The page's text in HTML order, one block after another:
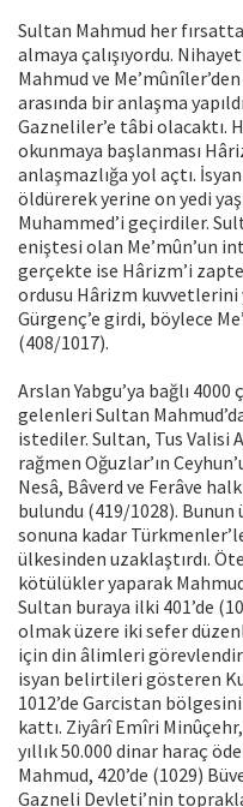
Sultan Mahmud her
almaya çalışıyordu. Nihayet
Mahmud ve
arasında bir anlaşma
Gazneliler’e tâbi olacaktı.
okunmaya başlanması
anlaşmazlığa yol açtı.
öldürerek yerine on yedi
Muhammed’i geçirdiler.
eniştesi olan Me’mûn’un
gerçekte ise Hârizm’i
ordusu Hârizm
Gürgenç’e girdi, böylece
(408/1017).
Arslan Yabgu’ya bağlı
gelenleri Sultan
istediler. Sultan, Tus Valisi
rağmen Oğuzlar’ın
Nesâ, Bâverd ve Ferâve
bulundu (419/1028). Bunun
sonuna kadar
ülkesinden uzaklaştırdı.
kötülükler yaparak
Sultan buraya ilki 401’de
olmak üzere iki sefer
için din âlimleri
isyan belirtileri gösteren
1012’de Garcistan
kattı. Ziyârî Emîri
yıllık 50.000 dinar haraç
Mahmud, 420’de (1029)
Gazneli Devleti’nin